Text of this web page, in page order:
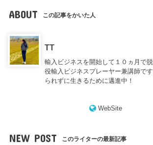
ABOUT この記事をかいた人
TT
輸入ビジネスを開始して１０ヵ月で
役輸入ビジネスプレーヤー兼講師で
られずに生きるために邁進中！
WebSite
NEW POST このライターの最新記事